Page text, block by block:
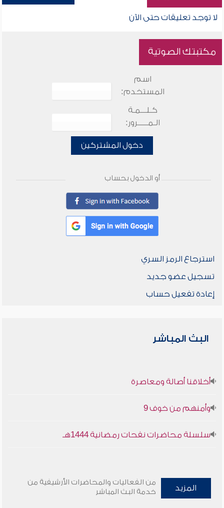
لا توجد تعليقات حتى الآن
مكتبتك الصوتية
اسم
المستخدم:
كـلـــمـة
الـمـــــرور:
دخول المشتركين
أو الدخول بحساب
استرجاع الرمز السري
تسجيل عضو جديد
إعادة تفعيل حساب
البث المباشر
أخلاقنا أصالة ومعاصرة
وأمنهم من خوف 9
سلسلة محاضرات نفحات رمضانية 1444هـ
المزيد
من الفعاليات والمحاضرات الأرشيفية من
خدمة البث المباشر